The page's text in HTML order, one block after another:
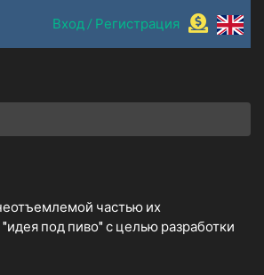
Вход / Регистрация
частью их
под пиво" с целью разработки